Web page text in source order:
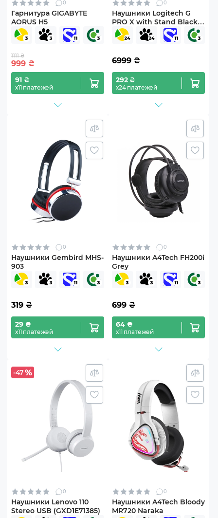
0
Гарнитура GIGABYTE
AORUS H5
1111 ₴
999 ₴
91 ₴
х11 платежей
0
Наушники Logitech G
PRO X with Stand Black
(991-000358)
6999 ₴
292 ₴
х24 платежей
0
Наушники Gembird MHS-
903
319 ₴
29 ₴
х11 платежей
0
Наушники A4Tech FH200i
Grey
699 ₴
64 ₴
х11 платежей
-47
0
Наушники Lenovo 110
Stereo USB (GXD1E71385)
0
Наушники A4Tech Bloody
MR720 Naraka